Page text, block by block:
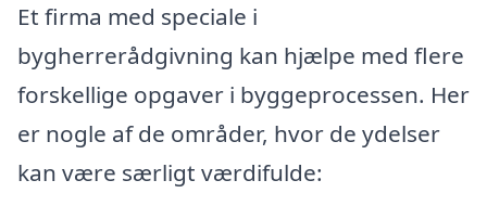
Et firma med speciale i
bygherrerådgivning kan hjælpe med flere
forskellige opgaver i byggeprocessen. Her
er nogle af de områder, hvor de ydelser
kan være særligt værdifulde: